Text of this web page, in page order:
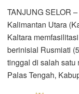
TANJUNG SELOR
Kalimantan Utara
Kaltara
berinisial Rusmiati
tinggal di salah satu
Palas Tengah,